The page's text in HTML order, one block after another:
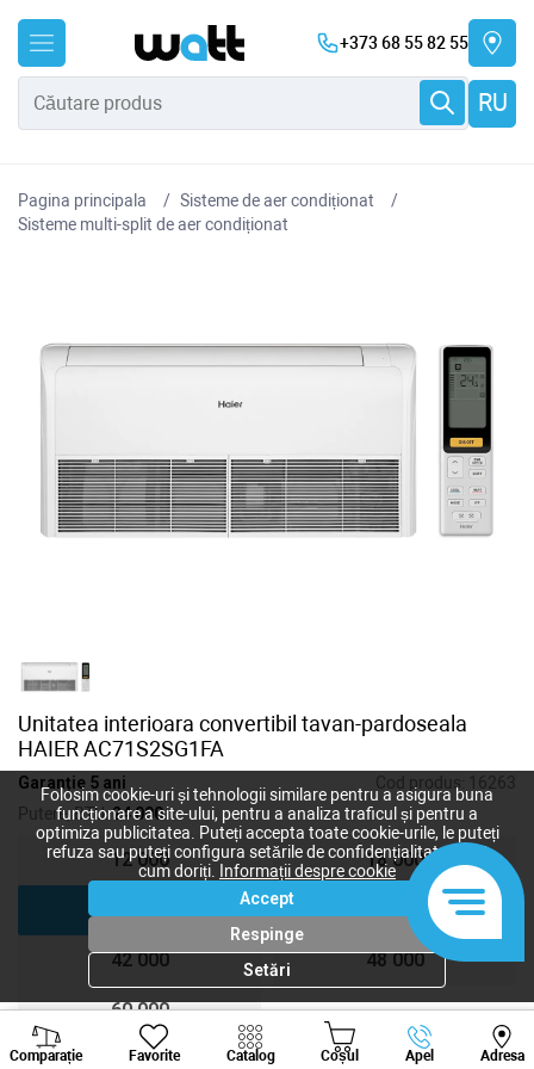
+373 68 55 82 55
RU
Pagina principala
Sisteme de aer condiționat
Sisteme multi-split de aer condiționat
Unitatea interioara convertibil tavan-pardoseala
HAIER AC71S2SG1FA
Garanție 5 ani Cod produs: 16263
Putere, BTU:24 000
12 000 18 000
42 000 48 000
60 000
Comparație Favorite Catalog Coșul Apel Adresa
Viber Whatsapp
Folosim cookie-uri și tehnologii similare pentru a asigura buna
funcționare a site-ului, pentru a analiza traficul și pentru a
optimiza publicitatea. Puteți accepta toate cookie-urile, le puteți
refuza sau puteți configura setările de confidențialitate după
cum doriți.
Informații despre cookie
Accept
Respinge
Setări